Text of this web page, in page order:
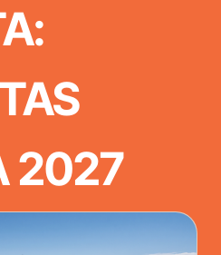
2027